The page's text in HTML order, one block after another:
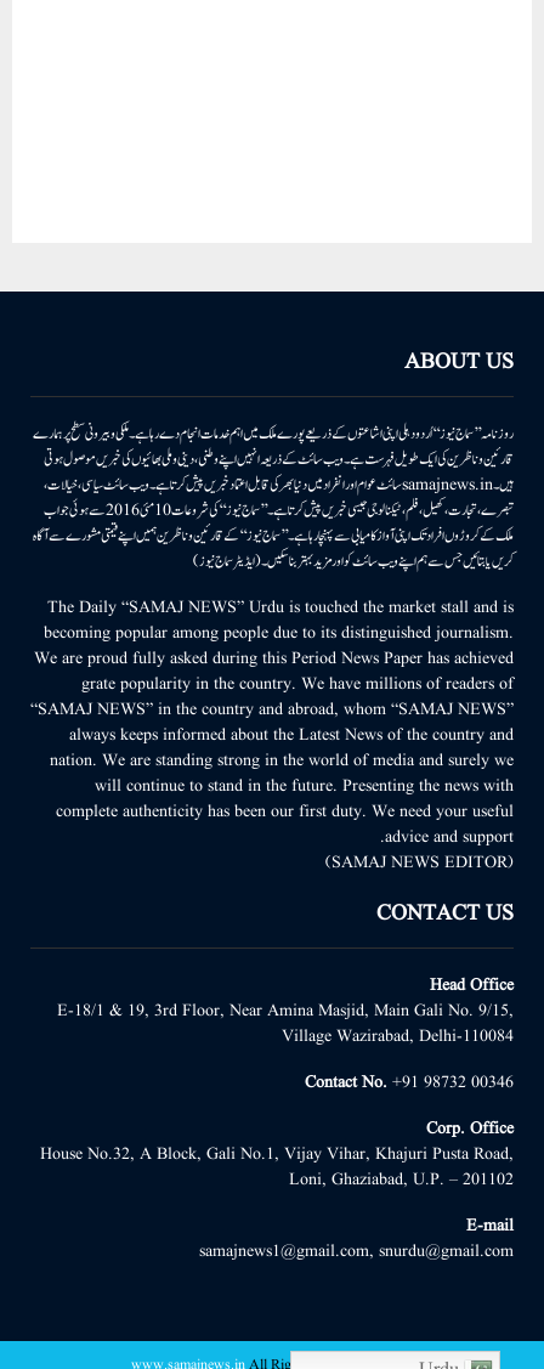
ABOUT US
روزنامہ ’’سماج نیوز‘‘ اُردو دہلی اپنی اشاعتوں کے ذریعے پورے ملک میں اہم خدمات انجام دے رہا ہے۔ ملکی وبیرونی سطح پر ہمارے
قارئین وناظرین کی ایک طویل فہرست ہے۔ ویب سائٹ کے ذریعہ انہیں اپنے وطنی، دینی وملی بھائیوں کی خبریں موصول ہوتی
ہیں۔samajnews.inسائٹ عوام اور انفراد میں دنیا بھر کی قابل اعتماد خبریں پیش کرتا ہے۔ ویب سائٹ سیاسی، خیالات،
تبصرے، تجارت، کھیل، فلم، ٹیکنالوجی جیسی خبریں پیش کرتا ہے۔ ’’سماج نیوز‘‘ کی شروعات 10مئی 2016 سے ہوئی جو اب
ملک کے کروڑوں افراد تک اپنی آواز کامیابی سے پہنچا رہا ہے۔ ’’سماج نیوز‘‘ کے قارئین وناظرین ہمیں اپنے قیمتی مشورے سے آگاہ
کریں یا بتائیں جس سے ہم اپنے ویب سائٹ کو اور مزید بہتر بناسکیں۔ (ایڈیٹر سماج نیوز)
The Daily “SAMAJ NEWS” Urdu is touched the market stall and is
becoming popular among people due to its distinguished journalism.
We are proud fully asked during this Period News Paper has achieved
grate popularity in the country. We have millions of readers of
“SAMAJ NEWS” in the country and abroad, whom “SAMAJ NEWS”
always keeps informed about the Latest News of the country and
nation. We are standing strong in the world of media and surely we
will continue to stand in the future. Presenting the news with
complete authenticity has been our first duty. We need your useful
advice and support.
(SAMAJ NEWS EDITOR)
CONTACT US
Head Office
E-18/1 & 19, 3rd Floor, Near Amina Masjid, Main Gali No. 9/15,
Village Wazirabad, Delhi-110084
Contact No. +91 98732 00346
Corp. Office
House No.32, A Block, Gali No.1, Vijay Vihar, Khajuri Pusta Road,
Loni, Ghaziabad, U.P. – 201102
E-mail
samajnews1@gmail.com, snurdu@gmail.com